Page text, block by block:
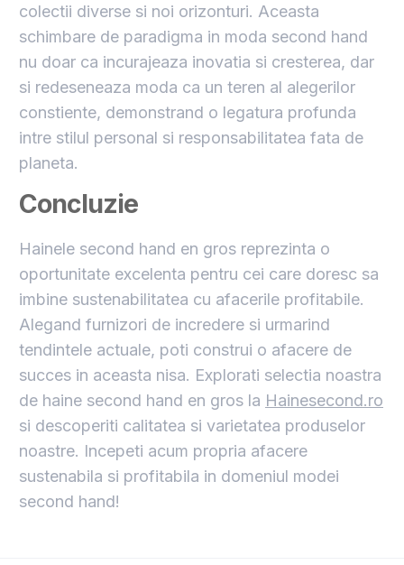
colectii diverse si noi orizonturi. Aceasta
schimbare de paradigma in moda second hand
nu doar ca incurajeaza inovatia si cresterea, dar
si redeseneaza moda ca un teren al alegerilor
constiente, demonstrand o legatura profunda
intre stilul personal si responsabilitatea fata de
planeta.
Concluzie
Hainele second hand en gros reprezinta o
oportunitate excelenta pentru cei care doresc sa
imbine sustenabilitatea cu afacerile profitabile.
Alegand furnizori de incredere si urmarind
tendintele actuale, poti construi o afacere de
succes in aceasta nisa. Explorati selectia noastra
de haine second hand en gros la Hainesecond.ro
si descoperiti calitatea si varietatea produselor
noastre. Incepeti acum propria afacere
sustenabila si profitabila in domeniul modei
second hand!